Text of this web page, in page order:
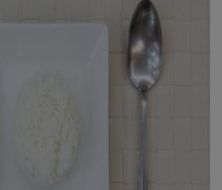
ادوات رشاقة
الأسئلة الشائعة